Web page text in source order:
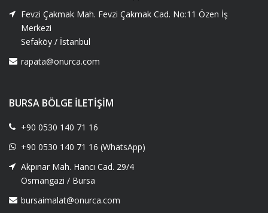
Fevzi Çakmak Mah. Fevzi Çakmak Cad. No:11 Özen İş
Merkezi
Sefaköy / İstanbul
rapata@onurca.com
BURSA BÖLGE İLETIŞIM
+90 0530 140 71 16
+90 0530 140 71 16 (WhatsApp)
Akpınar Mah. Hancı Cad. 29/4
Osmangazi / Bursa
bursaimalat@onurca.com